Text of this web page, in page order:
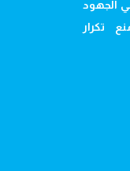
الجهود
تكرار